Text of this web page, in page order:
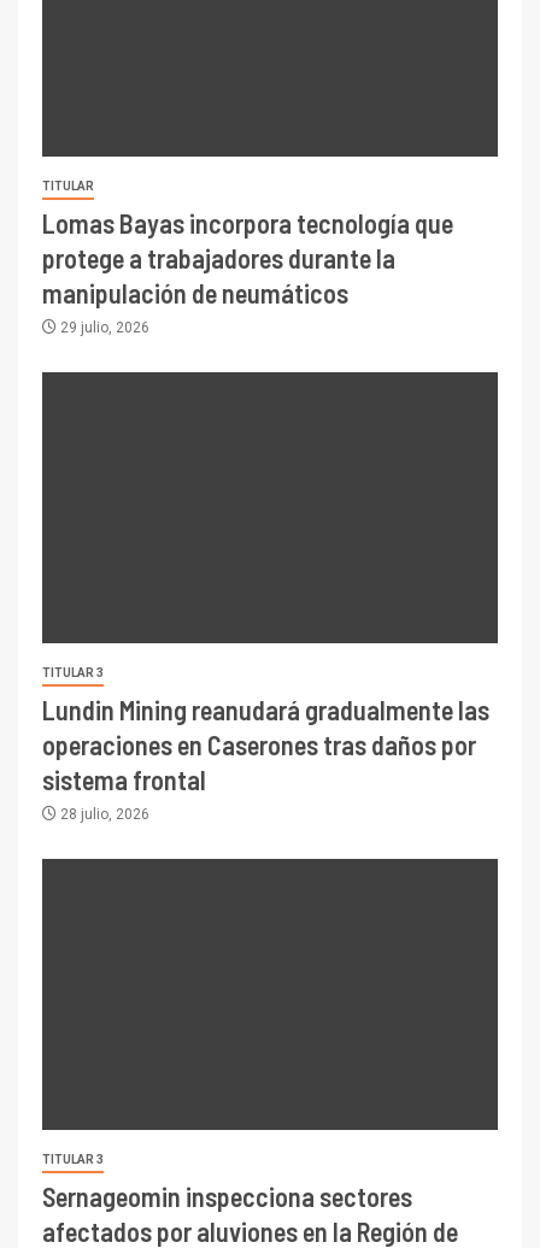
TITULAR
Lomas Bayas incorpora tecnología que
protege a trabajadores durante la
manipulación de neumáticos
29 julio, 2026
TITULAR 3
Lundin Mining reanudará gradualmente las
operaciones en Caserones tras daños por
sistema frontal
28 julio, 2026
TITULAR 3
Sernageomin inspecciona sectores
afectados por aluviones en la Región de